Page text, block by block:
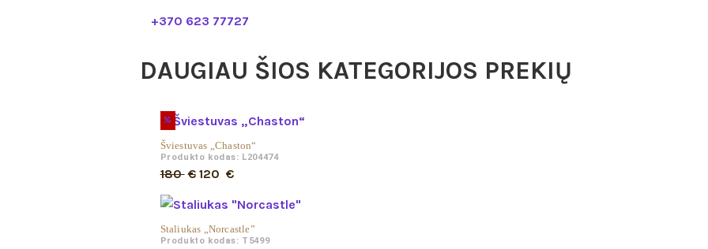
+370 623 77727
DAUGIAU ŠIOS KATEGORIJOS PREKIŲ
%
Šviestuvas „Chaston“
Produkto kodas: L204474
180 € Original
was:
180 €.
120 €Current
is:
120 €.
Staliukas „Norcastle”
Produkto kodas: T5499